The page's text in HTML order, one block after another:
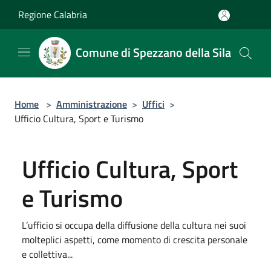
Regione Calabria
Comune di Spezzano della Sila
Home > Amministrazione > Uffici >
Ufficio Cultura, Sport e Turismo
Ufficio Cultura, Sport
e Turismo
L’ufficio si occupa della diffusione della cultura nei suoi
molteplici aspetti, come momento di crescita personale
e collettiva...